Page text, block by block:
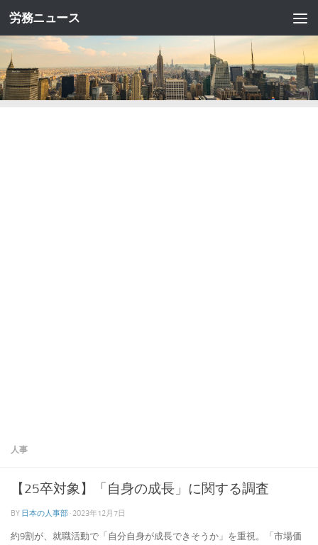
コンテンツへスキップ
労務ニュース
人事
【25卒対象】「自身の成長」に関する調査
BY 日本の人事部 · 2023年12月7日
約9割が、就職活動で「自分自身が成長できそうか」を重視。「市場価